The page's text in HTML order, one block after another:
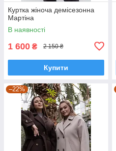
Куртка жіноча демісезонна
Мартіна
В наявності
1 600 ₴ 2 150 ₴
Купити
–22%